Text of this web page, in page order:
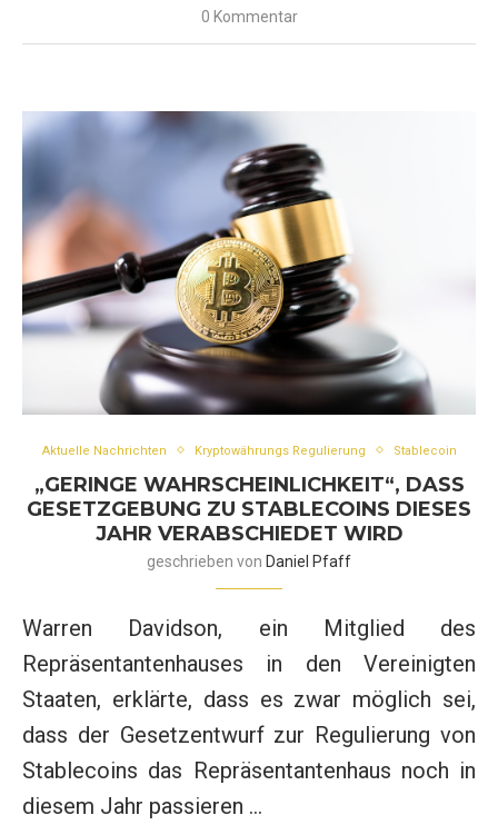
0 Kommentar
Aktuelle Nachrichten Kryptowährungs Regulierung Stablecoin
„GERINGE WAHRSCHEINLICHKEIT“, DASS
GESETZGEBUNG ZU STABLECOINS DIESES
JAHR VERABSCHIEDET WIRD
geschrieben von Daniel Pfaff
Warren Davidson, ein Mitglied des
Repräsentantenhauses in den Vereinigten
Staaten, erklärte, dass es zwar möglich sei,
dass der Gesetzentwurf zur Regulierung von
Stablecoins das Repräsentantenhaus noch in
diesem Jahr passieren …